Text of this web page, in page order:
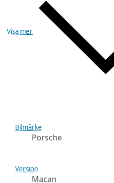
Visa mer
Bilmärke
Porsche
Version
Macan